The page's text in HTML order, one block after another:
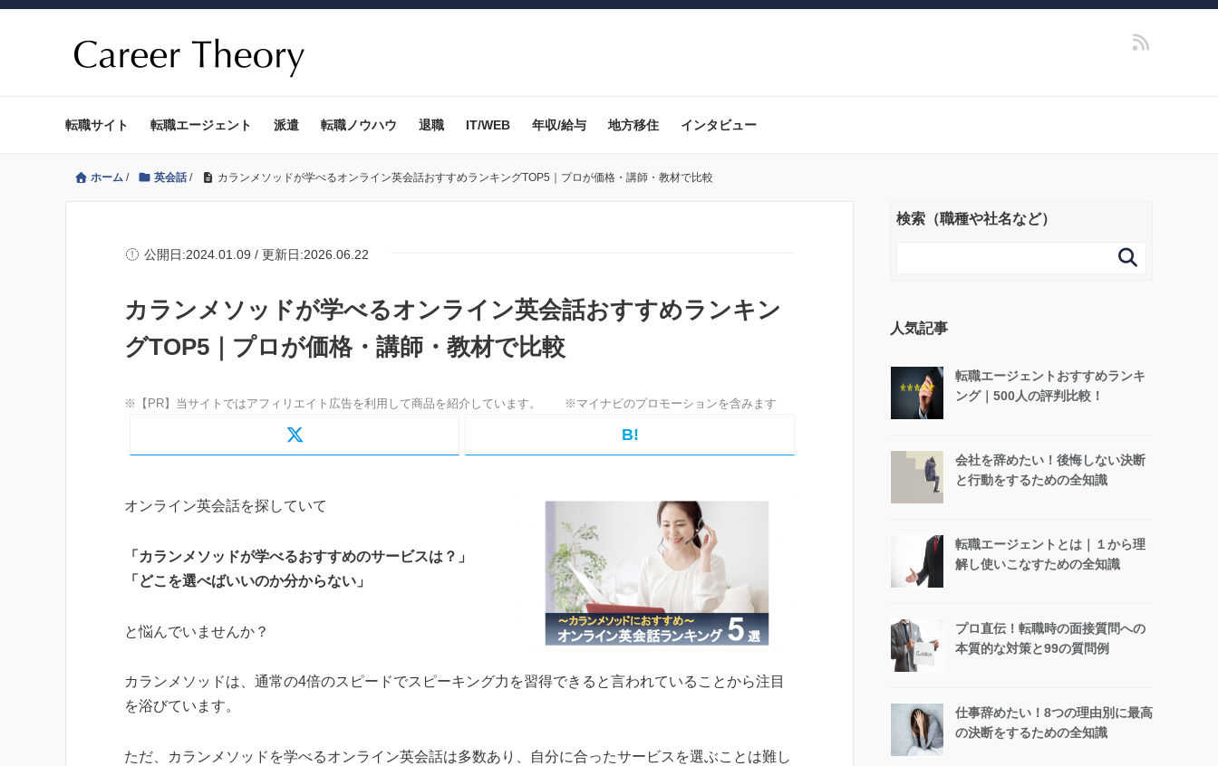
転職サイト 転職エージェント 派遣 転職ノウハウ 退職 IT/WEB 年収/給与 地方移住 インタビュー
ホーム / 英会話/ カランメソッドが学べるオンライン英会話おすすめランキングTOP5｜プロが価格・講師・教材で比較
公開日:2024.01.09 / 更新日:2026.06.22
カランメソッドが学べるオンライン英会話おすすめランキン
グTOP5｜プロが価格・講師・教材で比較
B!
オンライン英会話を探していて
「カランメソッドが学べるおすすめのサービスは？」
「どこを選べばいいのか分からない」
と悩んでいませんか？
カランメソッドは、通常の4倍のスピードでスピーキング力を習得できると言われていることから注目
を浴びています。
ただ、カランメソッドを学べるオンライン英会話は多数あり、自分に合ったサービスを選ぶことは難し
検索（職種や社名など）

人気記事
転職エージェントおすすめランキ
ング｜500人の評判比較！
会社を辞めたい！後悔しない決断
と行動をするための全知識
転職エージェントとは｜１から理
解し使いこなすための全知識
プロ直伝！転職時の面接質問への
本質的な対策と99の質問例
仕事辞めたい！8つの理由別に最高
の決断をするための全知識